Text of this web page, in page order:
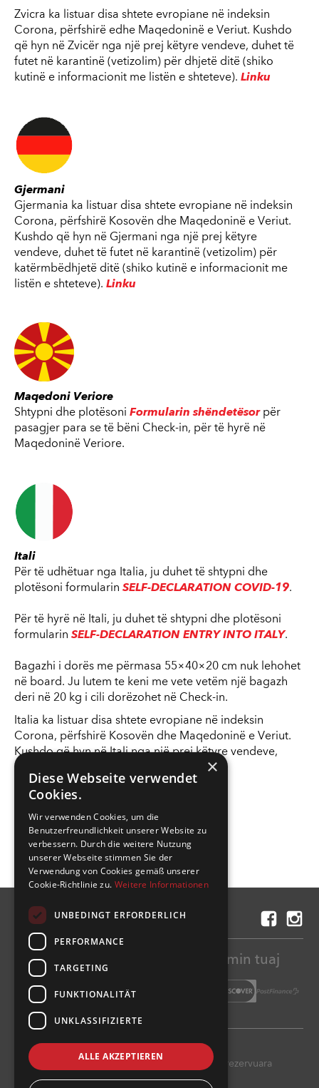
Zvicra ka listuar disa shtete evropiane në indeksin
Corona, përfshirë edhe Maqedoninë e Veriut. Kushdo
që hyn në Zvicër nga një prej këtyre vendeve, duhet të
futet në karantinë (vetizolim) për dhjetë ditë (shiko
kutinë e informacionit me listën e shteteve). Linku
Gjermani
Gjermania ka listuar disa shtete evropiane në indeksin
Corona, përfshirë Kosovën dhe Maqedoninë e Veriut.
Kushdo që hyn në Gjermani nga një prej këtyre
vendeve, duhet të futet në karantinë (vetizolim) për
katërmbëdhjetë ditë (shiko kutinë e informacionit me
listën e shteteve). Linku
Maqedoni Veriore
Shtypni dhe plotësoni Formularin shëndetësorpër
pasagjer para se të bëni Check-in, për të hyrë në
Maqedoninë Veriore.
Itali
Për të udhëtuar nga Italia, ju duhet të shtypni dhe
plotësoni formularinSELF-DECLARATION COVID-19.
Për të hyrë në Itali, ju duhet të shtypni dhe plotësoni
formularinSELF-DECLARATION ENTRY INTO ITALY.
Bagazhi i dorës me përmasa 55×40×20 cm nuk lehohet
në board. Ju lutem te keni me vete vetëm një bagazh
deri në 20 kg i cili dorëzohet në Check-in.
Italia ka listuar disa shtete evropiane në indeksin
Corona, përfshirë Kosovën dhe Maqedoninë e Veriut.
Kushdo që hyn në Itali nga një prej këtyre vendeve,
duhet të futet në karantinë (vetizolim) për
katërmbëdhjetë ditë. Linku
Na kontakto
Paguajë lehtë dhe sigurtë fluturimin tuaj
Ligjore
2025 Air Prishtina AG, Të gjitha të drejtat e rezervuara
×
Diese Webseite verwendet
Cookies.
Wir verwenden Cookies, um die
Benutzerfreundlichkeit unserer Website zu
verbessern. Durch die weitere Nutzung
unserer Webseite stimmen Sie der
Verwendung von Cookies gemäß unserer
Cookie-Richtlinie zu. Weitere Informationen
UNBEDINGT ERFORDERLICH
PERFORMANCE
TARGETING
FUNKTIONALITÄT
UNKLASSIFIZIERTE
ALLE AKZEPTIEREN